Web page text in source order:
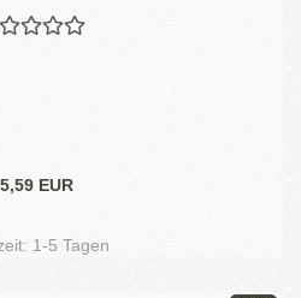
EUR
1-5 Tagen